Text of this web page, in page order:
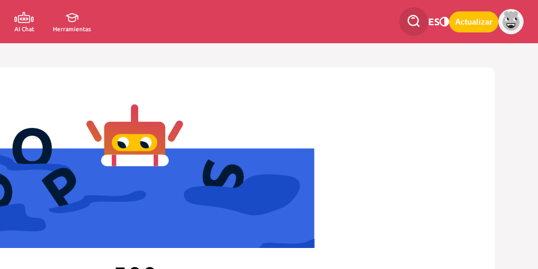
AI Chat Herramientas
ES Actualizar